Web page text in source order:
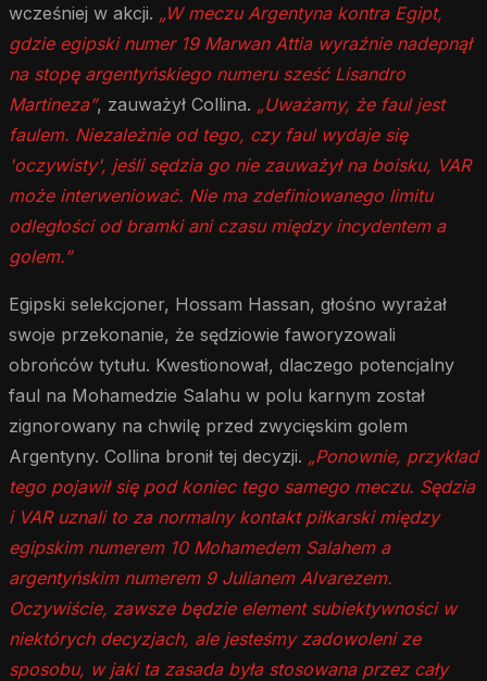
wcześniej w akcji. „W meczu Argentyna kontra Egipt,
gdzie egipski numer 19 Marwan Attia wyraźnie nadepnął
na stopę argentyńskiego numeru sześć Lisandro
Martineza”, zauważył Collina. „Uważamy, że faul jest
faulem. Niezależnie od tego, czy faul wydaje się
'oczywisty', jeśli sędzia go nie zauważył na boisku, VAR
może interweniować. Nie ma zdefiniowanego limitu
odległości od bramki ani czasu między incydentem a
golem.”
Egipski selekcjoner, Hossam Hassan, głośno wyrażał
swoje przekonanie, że sędziowie faworyzowali
obrońców tytułu. Kwestionował, dlaczego potencjalny
faul na Mohamedzie Salahu w polu karnym został
zignorowany na chwilę przed zwycięskim golem
Argentyny. Collina bronił tej decyzji. „Ponownie, przykład
tego pojawił się pod koniec tego samego meczu. Sędzia
i VAR uznali to za normalny kontakt piłkarski między
egipskim numerem 10 Mohamedem Salahem a
argentyńskim numerem 9 Julianem Alvarezem.
Oczywiście, zawsze będzie element subiektywności w
niektórych decyzjach, ale jesteśmy zadowoleni ze
sposobu, w jaki ta zasada była stosowana przez cały